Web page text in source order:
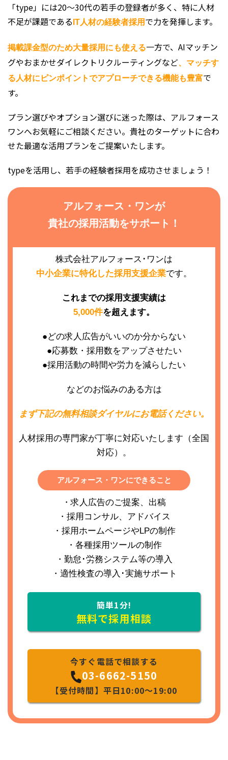
「type」には20～30代の若手の登録者が多く、特に人材
不足が課題である IT人材の経験者採用 で力を発揮します。
掲載課金型のため大量採用にも使える一方で、AIマッチン
グやおまかせダイレクトリクルーティングなど、マッチす
る人材にピンポイントでアプローチできる機能も豊富で
す。
プラン選びやオプション選びに迷った際は、アルフォース
ワンへお気軽にご相談ください。貴社のターゲットに合わ
せた最適な活用プランをご提案いたします。
typeを活用し、若手の経験者採用を成功させましょう！
アルフォース・ワンが
貴社の採用活動をサポート！
株式会社アルフォース･ワンは
中小企業に特化した採用支援企業です。
これまでの採用支援実績は
5,000件を超えます。
●どの求人広告がいいのか分からない
●応募数・採用数をアップさせたい
●採用活動の時間や労力を減らしたい
などのお悩みのある方は
まず下記の無料相談ダイヤルにお電話ください。
人材採用の専門家が丁寧に対応いたします（全国
対応）。
アルフォース・ワンにできること
・求人広告のご提案、出稿
・採用コンサル、アドバイス
・採用ホームページやLPの制作
・各種採用ツールの制作
・勤怠･労務システム等の導入
・適性検査の導入･実施サポート
簡単1分!
無料で採用相談
今すぐ電話で相談する
03-6662-5150
【受付時間】平日10:00～19:00